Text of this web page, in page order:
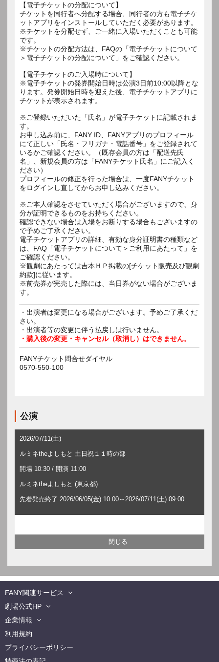
【電子チケットの分配について】
チケットを同行者へ分配する場合、同行者の方も電子チケ
ットアプリをインストールしていただく必要があります。
※チケットを分配せず、ご一緒に入場いただくことも可能
です。
※チケットの分配方法は、FAQの「電子チケットについて
＞電子チケットの分配について」をご確認ください。
【電子チケットのご入場時について】
※電子チケットの発券開始日時は公演3日前10:00以降とな
ります。発券開始日時を迎えた後、電子チケットアプリに
チケットが表示されます。
※ご登録いただいた「氏名」が電子チケットに記載されま
す。
お申し込み前に、FANY ID、FANYアプリのプロフィール
にて正しい「氏名・フリガナ・電話番号」をご登録されて
いるかご確認ください。（既存会員の方は「配送先氏
名」、新規会員の方は「FANYチケット氏名」にご記入く
ださい）
プロフィールの修正を行った場合は、一度FANYチケット
をログインし直してからお申し込みください。
※ご本人確認をさせていただく場合がございますので、身
分が証明できるものをお持ちください。
確認できない場合は入場をお断りする場合もございますの
で予めご了承ください。
電子チケットアプリの詳細、有効な身分証明書の種類など
は、FAQ「電子チケットについて＞ご利用にあたって」を
ご確認ください。
※観劇にあたっては吉本ＨＰ掲載の[チケット販売及び観劇
約款]に従います。
※前売券が完売した際には、当日券がない場合がございま
す。
・出演者は変更になる場合がございます。予めご了承くだ
さい。
・出演者等の変更に伴う払戻しは行いません。
・購入後の変更・キャンセル（取消し）はできません。
FANYチケット問合せダイヤル
0570-550-100
公演
2026/07/11(土)
ルミネtheよしもと 土日祝１１時の部
開場 10:30 / 開演 11:00
ルミネtheよしもと (東京都)
先着発売終了 2026/06/05(金) 10:00～2026/07/11(土) 09:00
FANY関連サービス
劇場公式HP
企業情報
利用規約
プライバシーポリシー